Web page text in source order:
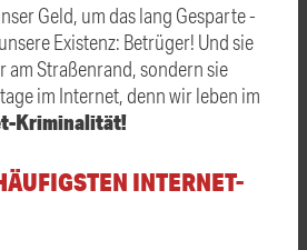
Geld, um das lang Gesparte -
Existenz: Betrüger! Und sie
am Straßenrand, sondern sie
im Internet, denn wir leben im
Kriminalität!
INTERNET-